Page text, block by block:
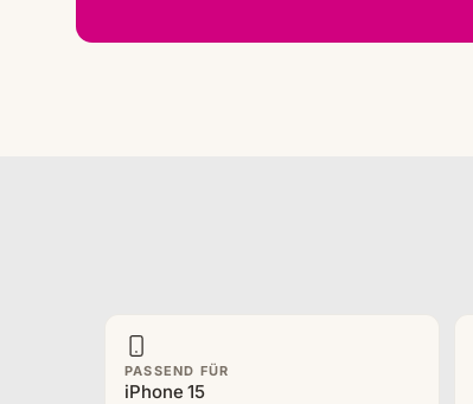
PASSEND FÜR
iPhone 15